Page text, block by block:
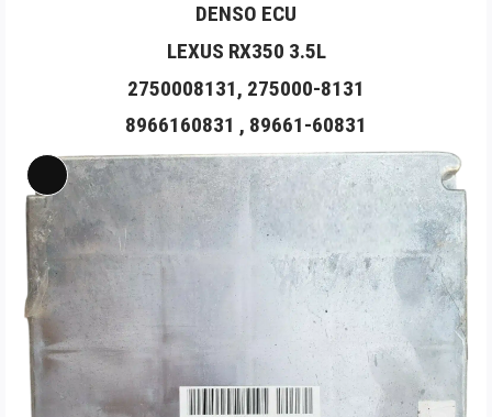
DENSO ECU
LEXUS RX350 3.5L
2750008131, 275000-8131
8966160831 , 89661-60831
Long
Mô
tả
sản
phẩm